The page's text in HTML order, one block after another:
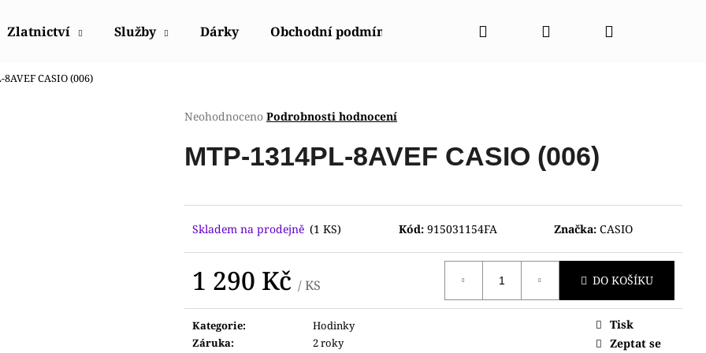
Zlatnictví Služby Dárky Obchodní podmínky Napište nám Kontakty
Hledat PřihlášeníNákupní
CASIO (006)
Průměrné
produktu
je
5
Neohodnoceno Podrobnosti hodnocení
MTP-1314PL-8AVEF CASIO (006)
Skladem na prodejně (1 KS) Kód: 915031154FA Značka:CASIO
1 290 Kč / KS DO KOŠÍKU
Kategorie:
Hodinky
Záruka:
2 roky
Tisk
Zeptat se
Co potřebujete najít?
HLEDAT
HODINKY ORIENT CGW01001W0